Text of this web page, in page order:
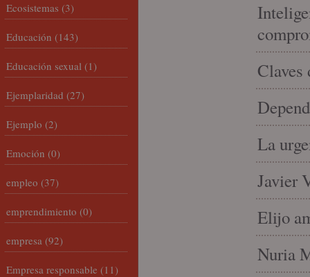
Claves
La
Javier
Elijo
Nuria
Ecosistemas (3)
Educación (143)
Educación sexual (1)
Ejemplaridad (27)
Ejemplo (2)
Emoción (0)
empleo (37)
emprendimiento (0)
empresa (92)
Empresa responsable (11)